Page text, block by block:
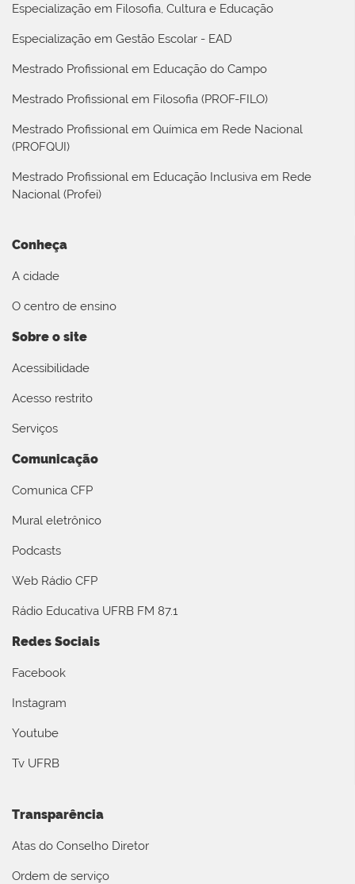
Especialização em Filosofia, Cultura e Educação
Especialização em Gestão Escolar - EAD
Mestrado Profissional em Educação do Campo
Mestrado Profissional em Filosofia (PROF-FILO)
Mestrado Profissional em Química em Rede Nacional
(PROFQUI)
Mestrado Profissional em Educação Inclusiva em Rede
Nacional (Profei)
Conheça
A cidade
O centro de ensino
Sobre o site
Acessibilidade
Acesso restrito
Serviços
Comunicação
Comunica CFP
Mural eletrônico
Podcasts
Web Rádio CFP
Rádio Educativa UFRB FM 87.1
Redes Sociais
Facebook
Instagram
Youtube
Tv UFRB
Transparência
Atas do Conselho Diretor
Ordem de serviço